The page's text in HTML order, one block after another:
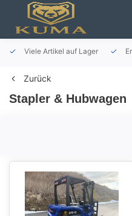
Viele Artikel auf Lager
Zurück
Stapler & Hubwagen